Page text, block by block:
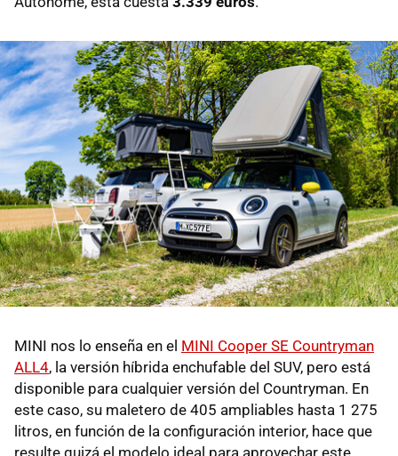
MINI nos lo enseña en el MINI Cooper SE Countryman
ALL4, la versión híbrida enchufable del SUV, pero está
disponible para cualquier versión del Countryman. En
este caso, su maletero de 405 ampliables hasta 1 275
litros, en función de la configuración interior, hace que
resulte quizá el modelo ideal para aprovechar este